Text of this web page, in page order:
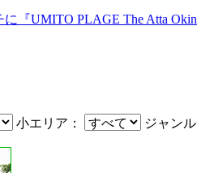
『UMITO PLAGE The Atta
小エリア： ジャンル